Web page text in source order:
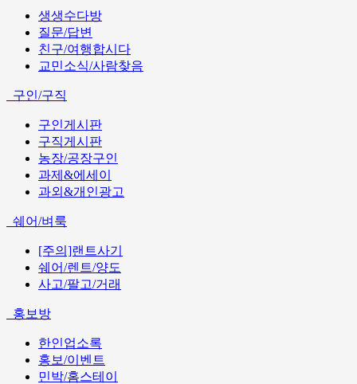
생생수다방
질문/답변
친구/여행합시다
교민소식/사람찾음
구인/구직
구인게시판
구직게시판
농장/공장구인
과제&에세이
과외&개인광고
쉐어/벼룩
[주의]랜트사기
쉐어/렌트/양도
사고/팔고/거래
홍보방
한인업소록
홍보/이벤트
민박/홈스테이